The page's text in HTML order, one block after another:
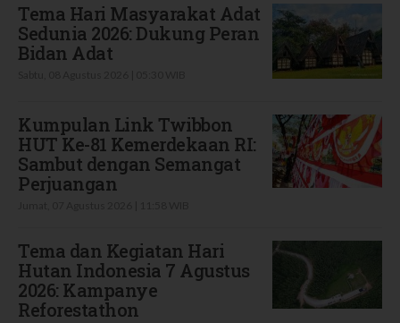
Tema Hari Masyarakat Adat
Sedunia 2026: Dukung Peran
Bidan Adat
Kumpulan Link Twibbon
HUT Ke-81 Kemerdekaan RI:
Sambut dengan Semangat
Perjuangan
Tema dan Kegiatan Hari
Hutan Indonesia 7 Agustus
2026: Kampanye
Reforestathon